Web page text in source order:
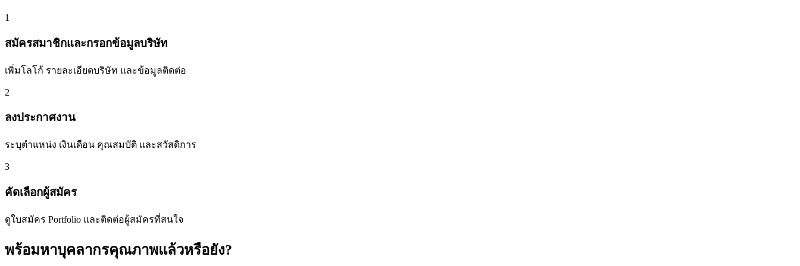
1
สมัครสมาชิกและกรอกข้อมูลบริษัท
เพิ่มโลโก้ รายละเอียดบริษัท และข้อมูลติดต่อ
2
ลงประกาศงาน
ระบุตำแหน่ง เงินเดือน คุณสมบัติ และสวัสดิการ
3
คัดเลือกผู้สมัคร
ดูใบสมัคร Portfolio และติดต่อผู้สมัครที่สนใจ
พร้อมหาบุคลากรคุณภาพแล้วหรือยัง?